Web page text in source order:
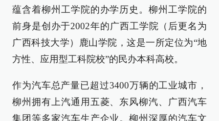
蕴含着柳州工学院的办学历史。柳州工学院的
前身是创办于2002年的广西工学院（后更名为
广西科技大学）鹿山学院，这是一所定位为“地
方性、应用型工科院校”的民办本科高校。
作为汽车总产量已超过3400万辆的工业城市，
柳州拥有上汽通用五菱、东风柳汽、广西汽车
集团等多家汽车生产企业。柳州深厚的汽车文